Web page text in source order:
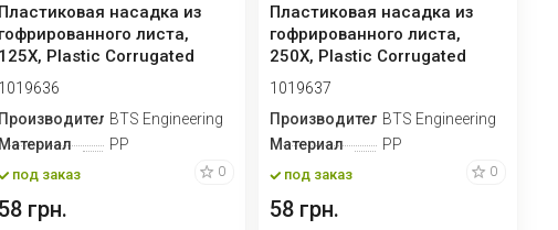
Пластиковая насадка из
гофрированного листа,
125X, Plastic Corrugated
Plate P...
1019636
ПроизводительBTS Engineering
Материал
PP
под заказ 0
58 грн.
Пластиковая насадка из
гофрированного листа,
250X, Plastic Corrugated
Plate P...
1019637
ПроизводительBTS Engineering
Материал
PP
под заказ 0
58 грн.